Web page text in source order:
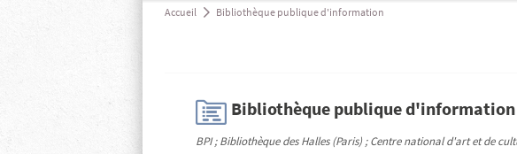
Accueil a Bibliothèque publique d'information
H Bibliothèque publique d'information
BPI ; Bibliothèque des Halles (Paris) ; Centre national d'art et de